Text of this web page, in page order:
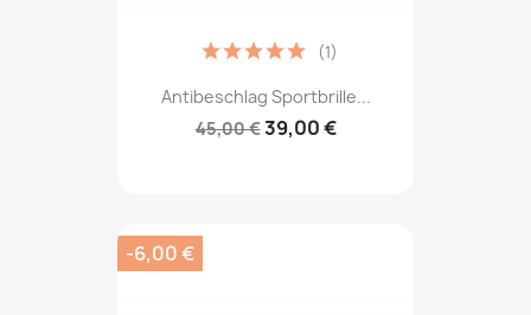
Antibeschlag Sportbrille...
45,00 €39,00 €
(1)
-6,00 €